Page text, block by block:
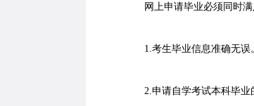
网上申请毕业必须同时满
1.考生毕业信息准确无误
2.申请自学考试本科毕业的